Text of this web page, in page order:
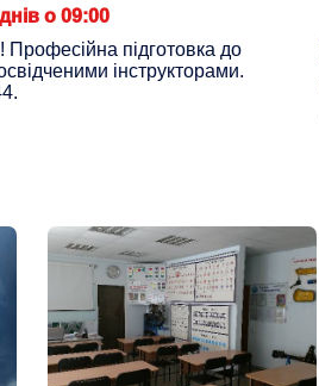
о 09:00
Професійна підготовка до
інструкторами.